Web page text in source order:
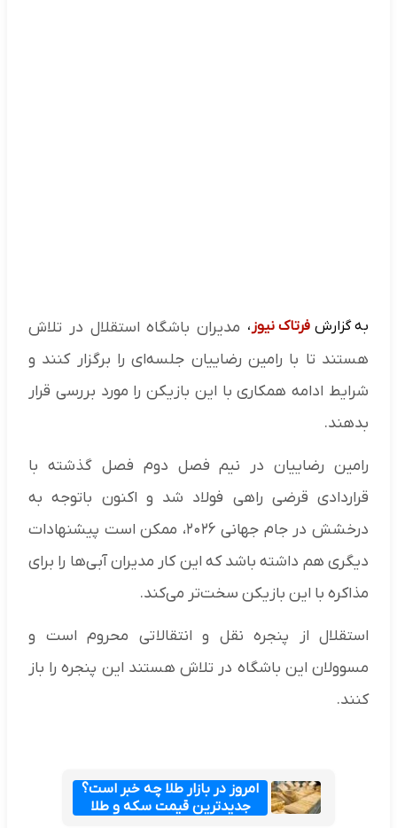
به گزارش فرتاک نیوز ، مدیران باشگاه استقلال در تلاش
هستند تا با رامین رضاییان جلسه‌ای را برگزار کنند و
شرایط ادامه همکاری با این بازیکن را مورد بررسی قرار
بدهند.
رامین رضاییان در نیم فصل دوم فصل گذشته با
قراردادی قرضی راهی فولاد شد و اکنون باتوجه به
درخشش در جام جهانی ۲۰۲۶، ممکن است پیشنهادات
دیگری هم داشته باشد که این کار مدیران آبی‌ها را برای
مذاکره با این بازیکن سخت‌تر می‌کند.
استقلال از پنجره نقل و انتقالاتی محروم است و
مسوولان این باشگاه در تلاش هستند این پنجره را باز
کنند.
امروز در بازار طلا چه خبر است؟
جدیدترین قیمت سکه و طلا